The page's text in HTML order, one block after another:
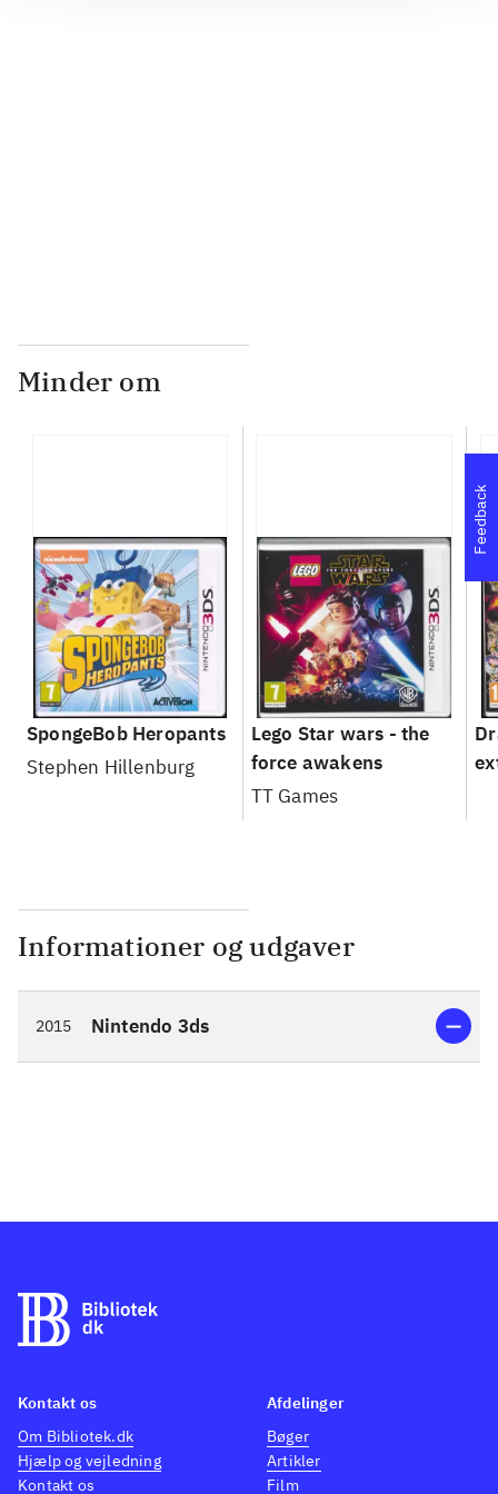
Minder om
SpongeBob Heropants
Stephen Hillenburg
Lego Star wars - the
force awakens
TT Games
Informationer og udgaver
2015 Nintendo 3ds
Feedback
Kontakt os
Om Bibliotek.dk
Hjælp og vejledning
Kontakt os
Afdelinger
Bøger
Artikler
Film